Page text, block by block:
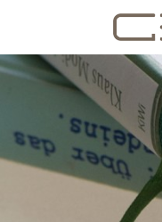
KONTAKT
BORGMANN